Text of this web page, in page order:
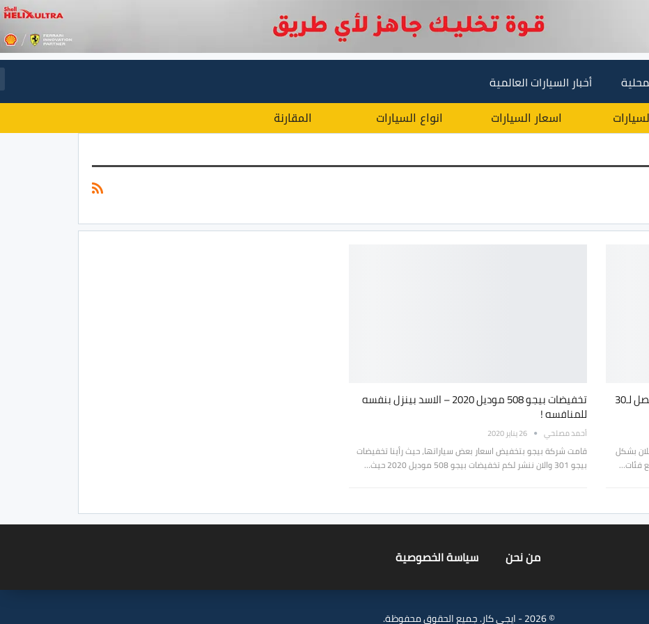
أخبار السيارات العالمية
اسعار السيارات انواع السيارات المقارنة
تخفيض سعر بيجو 508 موديل 2020 في مصر تصل لـ30
بشكل
تخفيضات بيجو 508 موديل 2020 – الاسد بينزل بنفسه
للمنافسه !
أحمد مصلحي 26 يناير 2020
قامت شركة بيجو بتخفيض اسعار بعض سياراتها، حيث رأينا تخفيضات
بيجو 301 والان ننشر لكم تخفيضات بيجو 508 موديل 2020 حيث…
من نحن سياسة الخصوصية
© 2026 - ايجي كار. جميع الحقوق محفوظة.